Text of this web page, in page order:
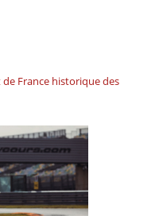
France historique des